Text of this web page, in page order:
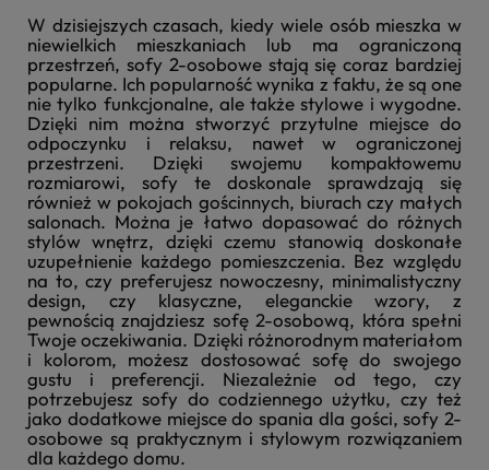
W dzisiejszych czasach, kiedy wiele osób mieszka w
niewielkich mieszkaniach lub ma ograniczoną
przestrzeń, sofy 2-osobowe stają się coraz bardziej
popularne. Ich popularność wynika z faktu, że są one
nie tylko funkcjonalne, ale także stylowe i wygodne.
Dzięki nim można stworzyć przytulne miejsce do
odpoczynku i relaksu, nawet w ograniczonej
przestrzeni. Dzięki swojemu kompaktowemu
rozmiarowi, sofy te doskonale sprawdzają się
również w pokojach gościnnych, biurach czy małych
salonach. Można je łatwo dopasować do różnych
stylów wnętrz, dzięki czemu stanowią doskonałe
uzupełnienie każdego pomieszczenia. Bez względu
na to, czy preferujesz nowoczesny, minimalistyczny
design, czy klasyczne, eleganckie wzory, z
pewnością znajdziesz sofę 2-osobową, która spełni
Twoje oczekiwania. Dzięki różnorodnym materiałom
i kolorom, możesz dostosować sofę do swojego
gustu i preferencji. Niezależnie od tego, czy
potrzebujesz sofy do codziennego użytku, czy też
jako dodatkowe miejsce do spania dla gości, sofy 2-
osobowe są praktycznym i stylowym rozwiązaniem
dla każdego domu.